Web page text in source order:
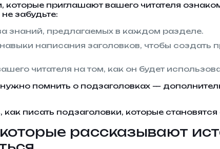
которые приглашают вашего читателя
забудьте:
знаний, предлагаемых в каждом разделе.
написания заголовков, чтобы
читателя на том, как он будет
помнить о подзаголовках —
как писать подзаголовки, которые
которые рассказывают